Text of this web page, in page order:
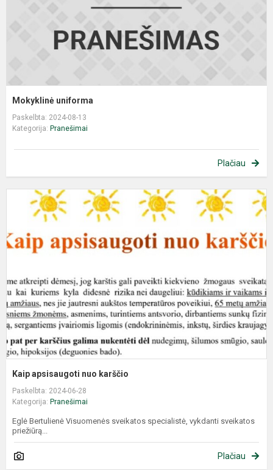
Mokyklinė uniforma
Paskelbta: 2024-08-13
Kategorija: Pranešimai
Plačiau
Kaip apsisaugoti nuo karščio
Paskelbta: 2024-06-28
Kategorija: Pranešimai
Eglė Bertulienė Visuomenės sveikatos specialistė, vykdanti sveikatos
priežiūrą...
Plačiau